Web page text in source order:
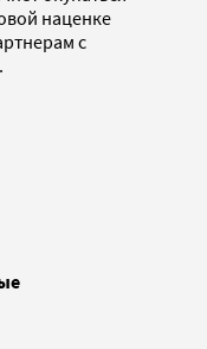
наценке
с